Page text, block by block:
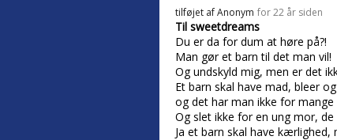
tilføjet afAnonym for 22 år siden
Til sweetdreams
Du er da for dum at høre på?!
Man gør et barn til det man vil!
Og undskyld mig, men er det
Et barn skal have mad, bleer
og det har man ikke for
Og slet ikke for en ung mor,
Ja et barn skal have